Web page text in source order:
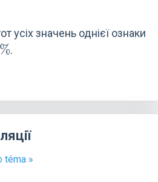
усіх значень однієї ознаки
%.
téma »